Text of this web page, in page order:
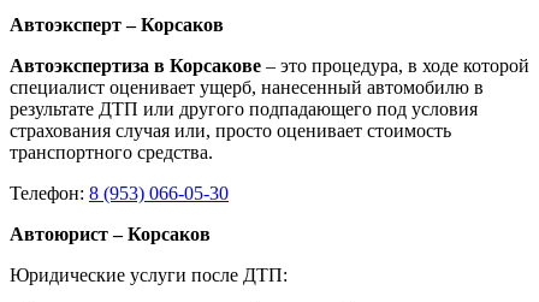
Автоэксперт – Корсаков
Автоэкспертиза в Корсакове – это процедура, в ходе которой
специалист оценивает ущерб, нанесенный автомобилю в
результате ДТП или другого подпадающего под условия
страхования случая или, просто оценивает стоимость
транспортного средства.
Телефон: 8 (953) 066-05-30
Автоюрист – Корсаков
Юридические услуги после ДТП: